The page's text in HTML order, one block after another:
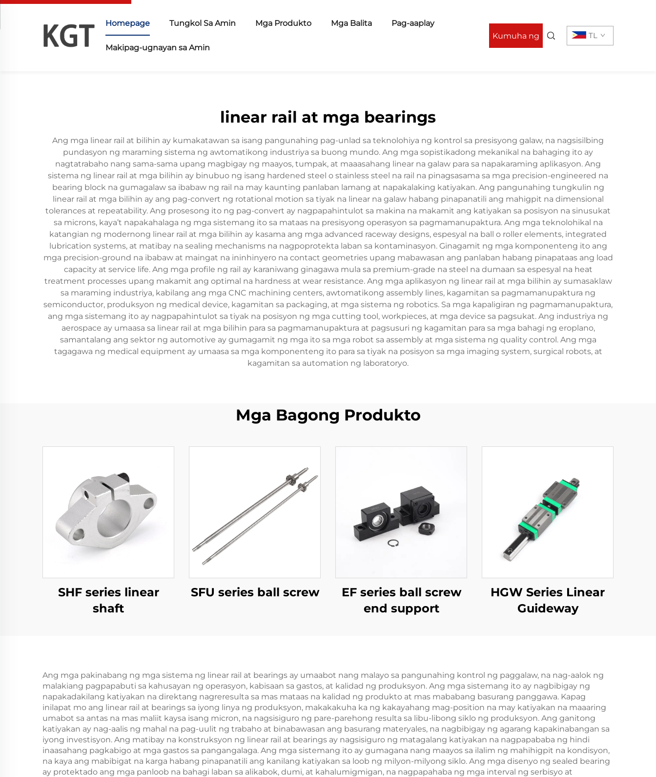
Homepage Tungkol Sa Amin Mga Produkto Mga Balita Pag-aaplay
Makipag-ugnayan sa Amin
Kumuha ng TL
linear rail at mga bearings
Ang mga linear rail at bilihin ay kumakatawan sa isang pangunahing pag-unlad sa teknolohiya ng kontrol sa presisyong galaw, na nagsisilbing
pundasyon ng maraming sistema ng awtomatikong industriya sa buong mundo. Ang mga sopistikadong mekanikal na bahaging ito ay
nagtatrabaho nang sama-sama upang magbigay ng maayos, tumpak, at maaasahang linear na galaw para sa napakaraming aplikasyon. Ang
sistema ng linear rail at mga bilihin ay binubuo ng isang hardened steel o stainless steel na rail na pinagsasama sa mga precision-engineered na
bearing block na gumagalaw sa ibabaw ng rail na may kaunting panlaban lamang at napakalaking katiyakan. Ang pangunahing tungkulin ng
linear rail at mga bilihin ay ang pag-convert ng rotational motion sa tiyak na linear na galaw habang pinapanatili ang mahigpit na dimensional
tolerances at repeatability. Ang prosesong ito ng pag-convert ay nagpapahintulot sa makina na makamit ang katiyakan sa posisyon na sinusukat
sa microns, kaya’t napakahalaga ng mga sistemang ito sa mataas na presisyong operasyon sa pagmamanupaktura. Ang mga teknolohikal na
katangian ng modernong linear rail at mga bilihin ay kasama ang mga advanced raceway designs, espesyal na ball o roller elements, integrated
lubrication systems, at matibay na sealing mechanisms na nagpoprotekta laban sa kontaminasyon. Ginagamit ng mga komponenteng ito ang
mga precision-ground na ibabaw at maingat na ininhinyero na contact geometries upang mabawasan ang panlaban habang pinapataas ang load
capacity at service life. Ang mga profile ng rail ay karaniwang ginagawa mula sa premium-grade na steel na dumaan sa espesyal na heat
treatment processes upang makamit ang optimal na hardness at wear resistance. Ang mga aplikasyon ng linear rail at mga bilihin ay sumasaklaw
sa maraming industriya, kabilang ang mga CNC machining centers, awtomatikong assembly lines, kagamitan sa pagmamanupaktura ng
semiconductor, produksyon ng medical device, kagamitan sa packaging, at mga sistema ng robotics. Sa mga kapaligiran ng pagmamanupaktura,
ang mga sistemang ito ay nagpapahintulot sa tiyak na posisyon ng mga cutting tool, workpieces, at mga device sa pagsukat. Ang industriya ng
aerospace ay umaasa sa linear rail at mga bilihin para sa pagmamanupaktura at pagsusuri ng kagamitan para sa mga bahagi ng eroplano,
samantalang ang sektor ng automotive ay gumagamit ng mga ito sa mga robot sa assembly at mga sistema ng quality control. Ang mga
tagagawa ng medical equipment ay umaasa sa mga komponenteng ito para sa tiyak na posisyon sa mga imaging system, surgical robots, at
kagamitan sa automation ng laboratoryo.
Mga Bagong Produkto
SHF series linear
shaft
SFU series ball screw
EF series ball screw
end support
HGW Series Linear
Guideway
Ang mga pakinabang ng mga sistema ng linear rail at bearings ay umaabot nang malayo sa pangunahing kontrol ng paggalaw, na nag-aalok ng
malakiang pagpapabuti sa kahusayan ng operasyon, kabisaan sa gastos, at kalidad ng produksyon. Ang mga sistemang ito ay nagbibigay ng
napakadakilang katiyakan na direktang nagreresulta sa mas mataas na kalidad ng produkto at mas mababang basurang panggawa. Kapag
inilapat mo ang linear rail at bearings sa iyong linya ng produksyon, makakakuha ka ng kakayahang mag-position na may katiyakan na maaaring
umabot sa antas na mas maliit kaysa isang micron, na nagsisiguro ng pare-parehong resulta sa libu-libong siklo ng produksyon. Ang ganitong
katiyakan ay nag-aalis ng mahal na pag-uulit ng trabaho at binabawasan ang basurang materyales, na nagbibigay ng agarang kapakinabangan sa
iyong investisyon. Ang matibay na konstruksyon ng linear rail at bearings ay nagsisiguro ng matagalang katiyakan na nagpapababa ng hindi
inaasahang pagkabigo at mga gastos sa pangangalaga. Ang mga sistemang ito ay gumagana nang maayos sa ilalim ng mahihigpit na kondisyon,
na kaya ang mabibigat na karga habang pinapanatili ang kanilang katiyakan sa loob ng milyon-milyong siklo. Ang mga disenyo ng sealed bearing
ay protektado ang mga panloob na bahagi laban sa alikabok, dumi, at kahalumigmigan, na nagpapahaba ng mga interval ng serbisyo at